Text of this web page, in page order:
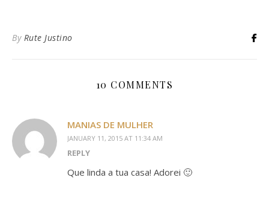
By Rute Justino
10 COMMENTS
MANIAS DE MULHER
JANUARY 11, 2015 AT 11:34 AM
REPLY
Que linda a tua casa! Adorei 🙂